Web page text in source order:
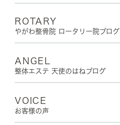
ROTARY
やがわ整骨院 ロータリー院ブログ
ANGEL
整体エステ 天使のはねブログ
VOICE
お客様の声